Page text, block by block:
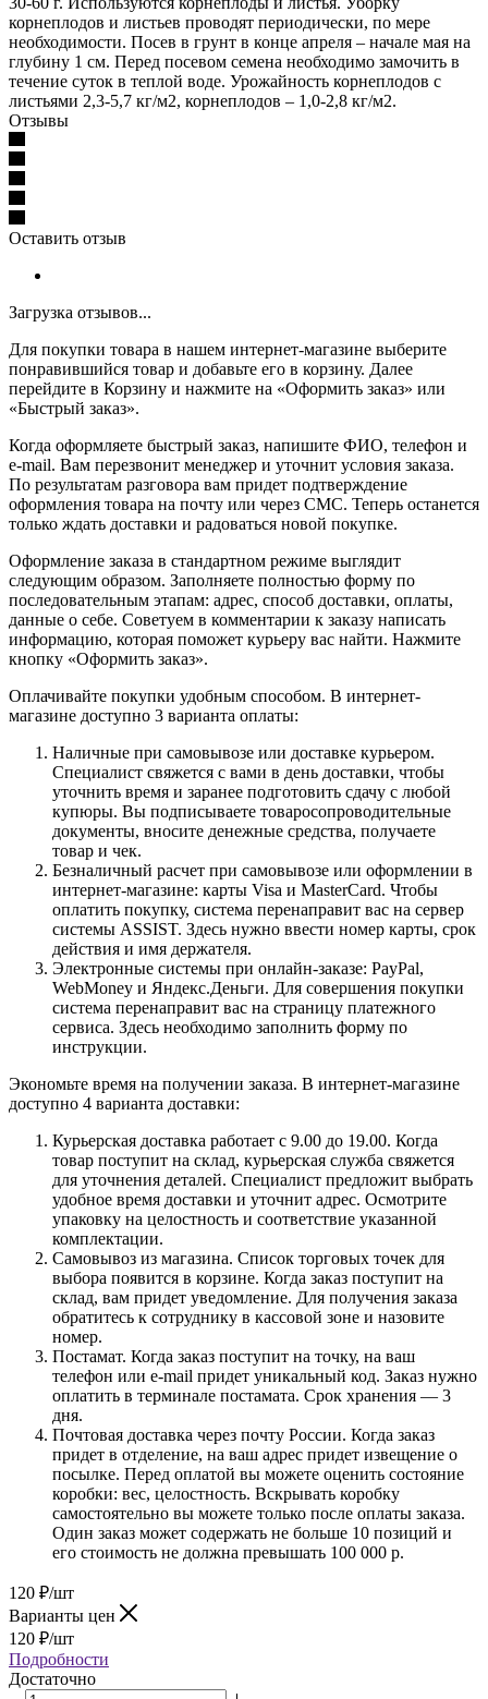
корнеплодов и листьев проводят периодически, по мере
необходимости. Посев в грунт в конце апреля – начале мая на
глубину 1 см. Перед посевом семена необходимо замочить в
течение суток в теплой воде. Урожайность корнеплодов с
листьями 2,3-5,7 кг/м2, корнеплодов – 1,0-2,8 кг/м2.
Отзывы
Оставить отзыв
Загрузка отзывов...
Для покупки товара в нашем интернет-магазине выберите
понравившийся товар и добавьте его в корзину. Далее
перейдите в Корзину и нажмите на «Оформить заказ» или
«Быстрый заказ».
Когда оформляете быстрый заказ, напишите ФИО, телефон и
e-mail. Вам перезвонит менеджер и уточнит условия заказа.
По результатам разговора вам придет подтверждение
оформления товара на почту или через СМС. Теперь останется
только ждать доставки и радоваться новой покупке.
Оформление заказа в стандартном режиме выглядит
следующим образом. Заполняете полностью форму по
последовательным этапам: адрес, способ доставки, оплаты,
данные о себе. Советуем в комментарии к заказу написать
информацию, которая поможет курьеру вас найти. Нажмите
кнопку «Оформить заказ».
Оплачивайте покупки удобным способом. В интернет-
магазине доступно 3 варианта оплаты:
Наличные при самовывозе или доставке курьером.
Специалист свяжется с вами в день доставки, чтобы
уточнить время и заранее подготовить сдачу с любой
купюры. Вы подписываете товаросопроводительные
документы, вносите денежные средства, получаете
товар и чек.
Безналичный расчет при самовывозе или оформлении в
интернет-магазине: карты Visa и MasterCard. Чтобы
оплатить покупку, система перенаправит вас на сервер
системы ASSIST. Здесь нужно ввести номер карты, срок
действия и имя держателя.
Электронные системы при онлайн-заказе: PayPal,
WebMoney и Яндекс.Деньги. Для совершения покупки
система перенаправит вас на страницу платежного
сервиса. Здесь необходимо заполнить форму по
инструкции.
Экономьте время на получении заказа. В интернет-магазине
доступно 4 варианта доставки:
Курьерская доставка работает с 9.00 до 19.00. Когда
товар поступит на склад, курьерская служба свяжется
для уточнения деталей. Специалист предложит выбрать
удобное время доставки и уточнит адрес. Осмотрите
упаковку на целостность и соответствие указанной
комплектации.
Самовывоз из магазина. Список торговых точек для
выбора появится в корзине. Когда заказ поступит на
склад, вам придет уведомление. Для получения заказа
обратитесь к сотруднику в кассовой зоне и назовите
номер.
Постамат. Когда заказ поступит на точку, на ваш
телефон или e-mail придет уникальный код. Заказ нужно
оплатить в терминале постамата. Срок хранения — 3
дня.
Почтовая доставка через почту России. Когда заказ
придет в отделение, на ваш адрес придет извещение о
посылке. Перед оплатой вы можете оценить состояние
коробки: вес, целостность. Вскрывать коробку
самостоятельно вы можете только после оплаты заказа.
Один заказ может содержать не больше 10 позиций и
его стоимость не должна превышать 100 000 р.
120 ₽/шт
Варианты цен
120 ₽/шт
Подробности
Достаточно